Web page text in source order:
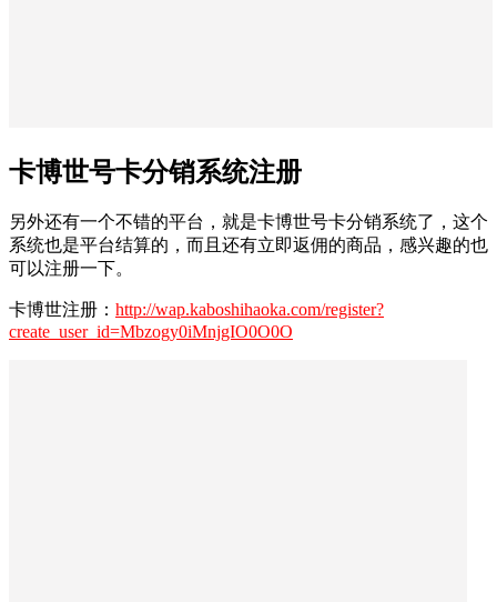
卡博世号卡分销系统注册
另外还有一个不错的平台，就是卡博世号卡分销系统了，这个
系统也是平台结算的，而且还有立即返佣的商品，感兴趣的也
可以注册一下。
卡博世注册： http://wap.kaboshihaoka.com/register?
create_user_id=Mbzogy0iMnjgIO0O0O